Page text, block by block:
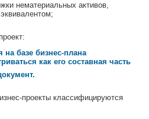
нематериальных активов,
на базе бизнес-плана
как его составная часть
проекты классифицируются